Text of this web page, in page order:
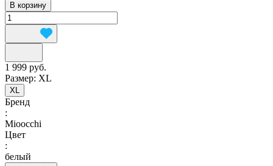
В корзину
1 999 руб.
Размер: XL
XL
Бренд
:
Mioocchi
Цвет
:
белый